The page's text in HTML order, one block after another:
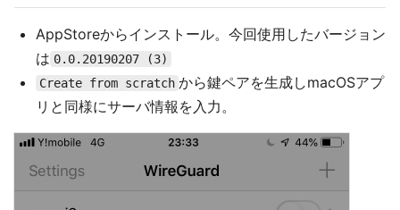
AppStoreからインストール。今回使用したバージョン
は 0.0.20190207 (3)
Create from scratch から鍵ペアを生成しmacOSアプ
リと同様にサーバ情報を入力。